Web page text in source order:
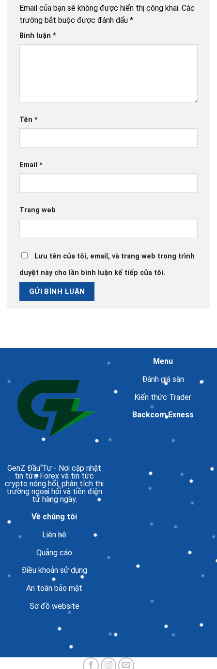
Email của bạn sẽ không được hiển thị công khai. Các
trường bắt buộc được đánh dấu *
Bình luận *
Tên *
Email *
Trang web
Lưu tên của tôi, email, và trang web trong trình
duyệt này cho lần bình luận kế tiếp của tôi.
GenZ Đầu Tư - Nơi cập nhật
tin tức Forex và tin tức
crypto nóng hổi, phân tích thị
trường ngoại hối và tiền điện
tử hàng ngày.
Menu
Đánh giá sàn
Kiến thức Trader
Backcom Exness
Về chúng tôi
Liên hệ
Quảng cáo
Điều khoản sử dụng
An toàn bảo mật
Sơ đồ website